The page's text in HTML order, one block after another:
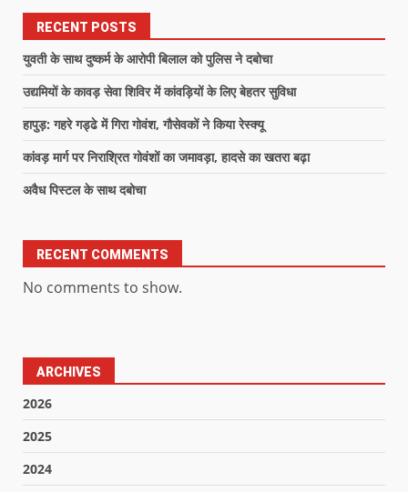
RECENT POSTS
युवती के साथ दुष्कर्म के आरोपी बिलाल को पुलिस ने दबोचा
उद्यमियों के कावड़ सेवा शिविर में कांवड़ियों के लिए बेहतर सुविधा
हापुड़: गहरे गड्ढे में गिरा गोवंश, गौसेवकों ने किया रेस्क्यू
कांवड़ मार्ग पर निराश्रित गोवंशों का जमावड़ा, हादसे का खतरा बढ़ा
अवैध पिस्टल के साथ दबोचा
RECENT COMMENTS
No comments to show.
ARCHIVES
2026
2025
2024